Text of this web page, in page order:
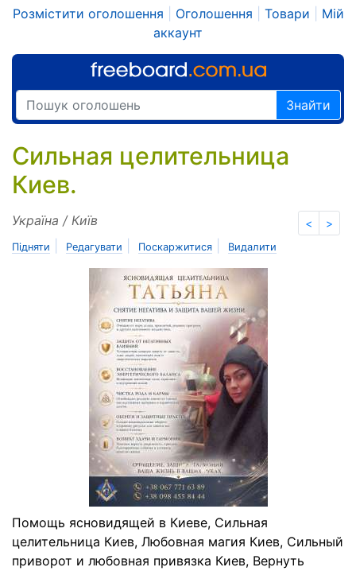
Розмістити оголошення Оголошення Товари
Мій
аккаунт
Знайти
Сильная целительница
Киев.
< >
Україна / Київ
Підняти Редагувати Поскаржитися Видалити
Помощь ясновидящей в Киеве, Сильная
целительница Киев, Любовная магия Киев, Сильный
приворот и любовная привязка Киев, Вернуть